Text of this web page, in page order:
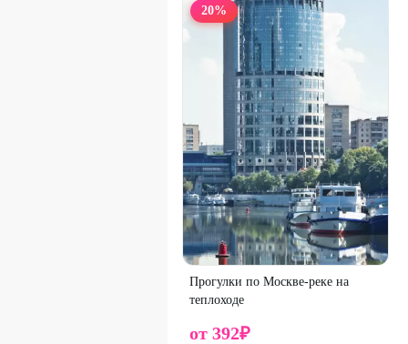
На посадку необходимо прийти за 30
После оплаты билет будет выслан на
Если письмо не приходит, проверьте
писем зависит от индивидуальных
Предъявите электронный билет при
Об отмене визита предупредите за 24
Условия возврата электронных билетов
Один промокод действует на один
Возникающие вопросы и
Промокод можно использовать
20%
Прогулки по Москве-реке на
теплоходе
от 392₽